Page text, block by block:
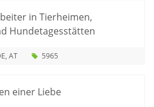
in Tierheimen,
Hundetagesstätten
AT 5965
einer Liebe